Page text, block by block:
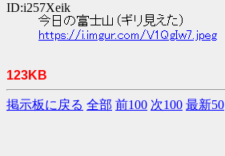
ID:i257Xeik
今日の富士山（ギリ見えた）
https://i.imgur.com/V1QgIw7.jpeg
123KB
掲示板に戻る 全部 前100 次100 最新50